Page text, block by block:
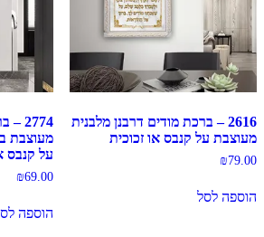
2616 – ברכת מודים דרבנן מלבנית
מעוצבת על קנבס או זכוכית
₪79.00
הוספה לסל
2774
מעוצבת
על קנבס
₪69.00
הוספה